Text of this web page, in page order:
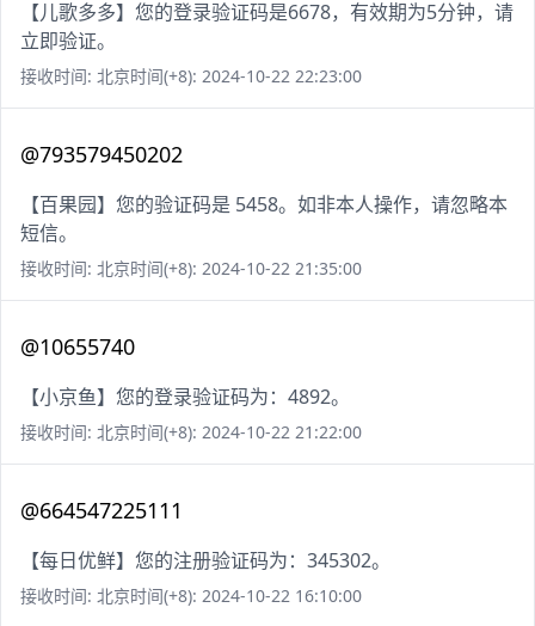
【儿歌多多】您的登录验证码是6678，有效期为5分钟，请
立即验证。
接收时间: 北京时间(+8): 2024-10-22 22:23:00
@793579450202
【百果园】您的验证码是 5458。如非本人操作，请忽略本
短信。
接收时间: 北京时间(+8): 2024-10-22 21:35:00
@10655740
【小京鱼】您的登录验证码为：4892。
接收时间: 北京时间(+8): 2024-10-22 21:22:00
@664547225111
【每日优鲜】您的注册验证码为：345302。
接收时间: 北京时间(+8): 2024-10-22 16:10:00